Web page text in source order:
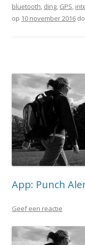
bluetooth, ding, GPS,
op 10 november 2016
App: Punch
Geef een reactie